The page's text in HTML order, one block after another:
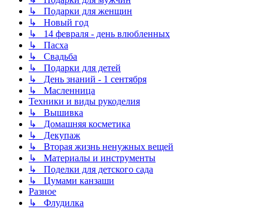
↳ Подарки для женщин
↳ Новый год
↳ 14 февраля - день влюбленных
↳ Пасха
↳ Свадьба
↳ Подарки для детей
↳ День знаний - 1 сентября
↳ Масленница
Техники и виды рукоделия
↳ Вышивка
↳ Домашняя косметика
↳ Декупаж
↳ Вторая жизнь ненужных вещей
↳ Материалы и инструменты
↳ Поделки для детского сада
↳ Цумами канзаши
Разное
↳ Флудилка